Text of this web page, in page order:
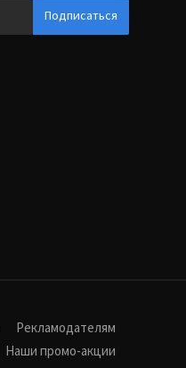
Подписаться
Рекламодателям
Наши промо-акции